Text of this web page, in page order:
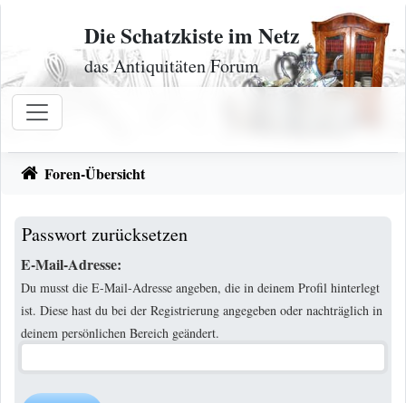
Zum Inhalt
Die Schatzkiste im Netz
das Antiquitäten Forum
Foren-Übersicht
Passwort zurücksetzen
E-Mail-Adresse:
Du musst die E-Mail-Adresse angeben, die in deinem Profil hinterlegt
ist. Diese hast du bei der Registrierung angegeben oder nachträglich in
deinem persönlichen Bereich geändert.